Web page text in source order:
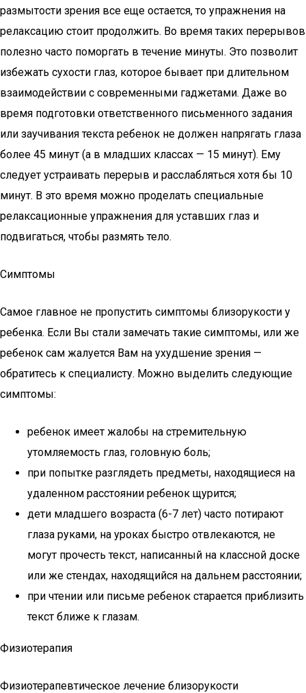
размытости зрения все еще остается, то упражнения на
релаксацию стоит продолжить. Во время таких перерывов
полезно часто поморгать в течение минуты. Это позволит
избежать сухости глаз, которое бывает при длительном
взаимодействии с современными гаджетами. Даже во
время подготовки ответственного письменного задания
или заучивания текста ребенок не должен напрягать глаза
более 45 минут (а в младших классах — 15 минут). Ему
следует устраивать перерыв и расслабляться хотя бы 10
минут. В это время можно проделать специальные
релаксационные упражнения для уставших глаз и
подвигаться, чтобы размять тело.
Симптомы
Самое главное не пропустить симптомы близорукости у
ребенка. Если Вы стали замечать такие симптомы, или же
ребенок сам жалуется Вам на ухудшение зрения —
обратитесь к специалисту. Можно выделить следующие
симптомы:
ребенок имеет жалобы на стремительную
утомляемость глаз, головную боль;
при попытке разглядеть предметы, находящиеся на
удаленном расстоянии ребенок щурится;
дети младшего возраста (6-7 лет) часто потирают
глаза руками, на уроках быстро отвлекаются, не
могут прочесть текст, написанный на классной доске
или же стендах, находящийся на дальнем расстоянии;
при чтении или письме ребенок старается приблизить
текст ближе к глазам.
Физиотерапия
Физиотерапевтическое лечение близорукости